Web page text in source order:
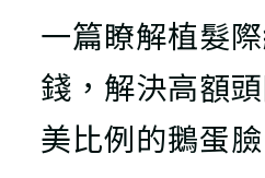
一篇瞭解植髮
錢，解決高額
美比例的鵝蛋臉